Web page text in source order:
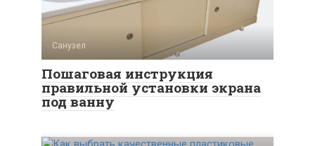
Санузел
Пошаговая инструкция
правильной установки экрана
под ванну